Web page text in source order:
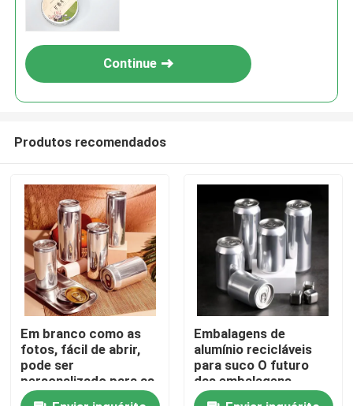
Casa
Produtos
Continue
Produtos recomendados
Em branco como as
fotos, fácil de abrir,
pode ser
personalizado para as
suas necessidades.
Embalagens de
alumínio recicláveis
para suco O futuro
das embalagens
sustentáveis